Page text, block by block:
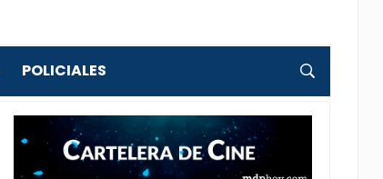
POLICIALES